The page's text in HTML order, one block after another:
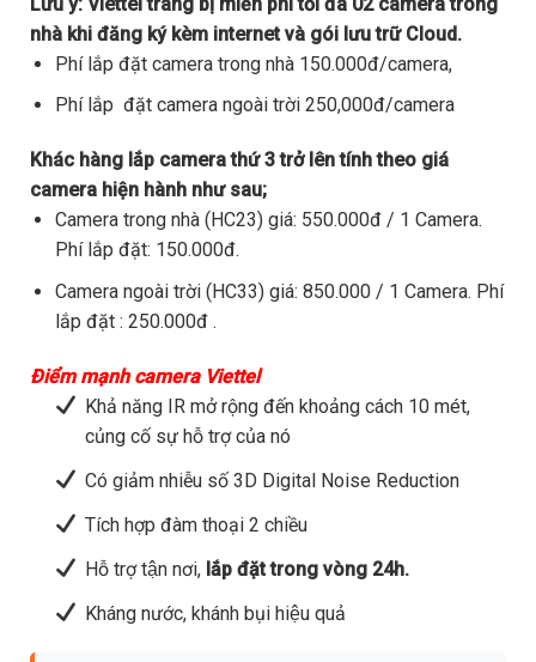
nhà khi đăng ký kèm internet và gói lưu trữ Cloud.
Phí lắp đặt camera trong nhà 150.000đ/camera,
Phí lắp đặt camera ngoài trời 250,000đ/camera
Khác hàng lắp camera thứ 3 trở lên tính theo giá
camera hiện hành như sau;
Camera trong nhà (HC23) giá: 550.000đ / 1 Camera.
Phí lắp đặt: 150.000đ.
Camera ngoài trời (HC33) giá: 850.000 / 1 Camera. Phí
lắp đặt : 250.000đ .
Điểm mạnh camera Viettel
Khả năng IR mở rộng đến khoảng cách 10 mét,
củng cố sự hỗ trợ của nó
Có giảm nhiễu số 3D Digital Noise Reduction
Tích hợp đàm thoại 2 chiều
Hỗ trợ tận nơi,lắp đặt trong vòng 24h.
Kháng nước, khánh bụi hiệu quả